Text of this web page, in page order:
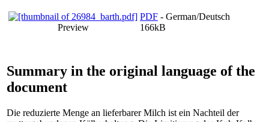
Preview
PDF - German/Deutsch
166kB
Summary in the original language of the
document
Die reduzierte Menge an lieferbarer Milch ist ein Nachteil der